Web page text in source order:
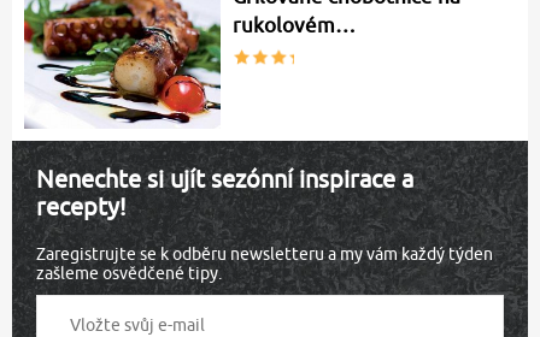
rukolovém…
Nenechte si ujít sezónní inspirace a
recepty!
Zaregistrujte se k odběru newsletteru a my vám každý týden
zašleme osvědčené tipy.